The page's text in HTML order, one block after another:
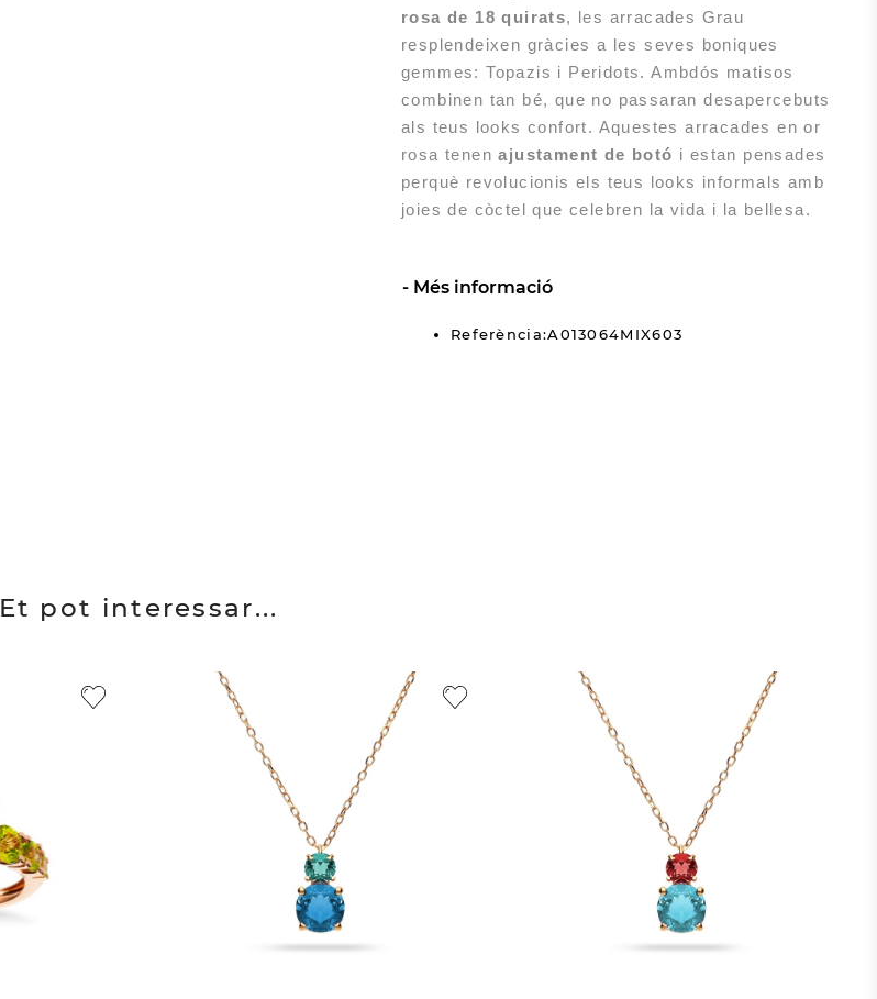
rosa de 18 quirats, les arracades Grau
resplendeixen gràcies a les seves boniques
gemmes: Topazis i Peridots. Ambdós matisos
combinen tan bé, que no passaran desapercebuts
als teus looks confort. Aquestes arracades en or
rosa tenenajustament de botó i estan pensades
perquè revolucionis els teus looks informals amb
joies de còctel que celebren la vida i la bellesa.
Més informació
Referència:A013064MIX603
Et pot interessar...